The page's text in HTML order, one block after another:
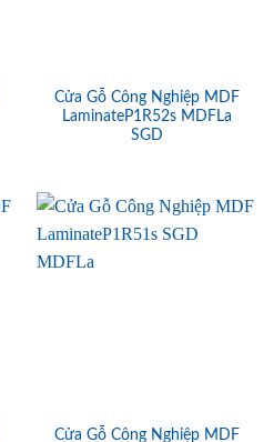
Cửa Gỗ Công Nghiệp MDF
LaminateP1R52s MDFLa
SGD
Cửa Gỗ Công Nghiệp MDF